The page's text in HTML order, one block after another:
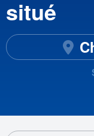
situé